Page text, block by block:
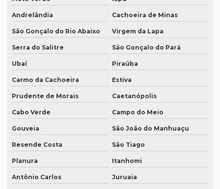
Andrelândia Cachoeira de Minas
São Gonçalo do Rio Abaixo Virgem da Lapa
Serra do Salitre São Gonçalo do Pará
Ubaí Piraúba
Carmo da Cachoeira Estiva
Prudente de Morais Caetanópolis
Cabo Verde Campo do Meio
Gouveia São João do Manhuaçu
Resende Costa São Tiago
Planura Itanhomi
Antônio Carlos Juruaia